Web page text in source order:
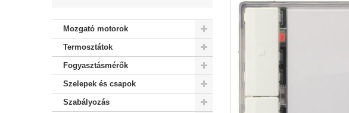
Mozgató motorok
Termosztátok
Fogyasztásmérők
Szelepek és csapok
Szabályozás